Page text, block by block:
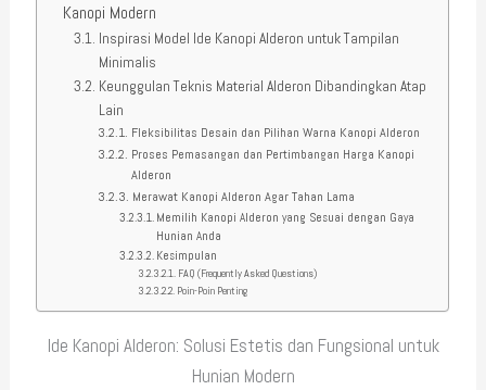
Kanopi Modern
Inspirasi Model Ide Kanopi Alderon untuk Tampilan
Minimalis
Keunggulan Teknis Material Alderon Dibandingkan Atap
Lain
Fleksibilitas Desain dan Pilihan Warna Kanopi Alderon
Proses Pemasangan dan Pertimbangan Harga Kanopi
Alderon
Merawat Kanopi Alderon Agar Tahan Lama
Memilih Kanopi Alderon yang Sesuai dengan Gaya
Hunian Anda
Kesimpulan
FAQ (Frequently Asked Questions)
Poin-Poin Penting
Ide Kanopi Alderon: Solusi Estetis dan Fungsional untuk
Hunian Modern